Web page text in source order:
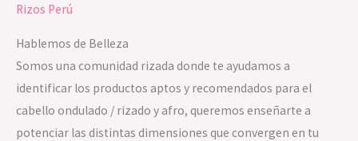
Rizos Perú
Hablemos de Belleza
Somos una comunidad rizada donde te ayudamos a
identificar los productos aptos y recomendados para el
cabello ondulado / rizado y afro, queremos enseñarte a
potenciar las distintas dimensiones que convergen en tu